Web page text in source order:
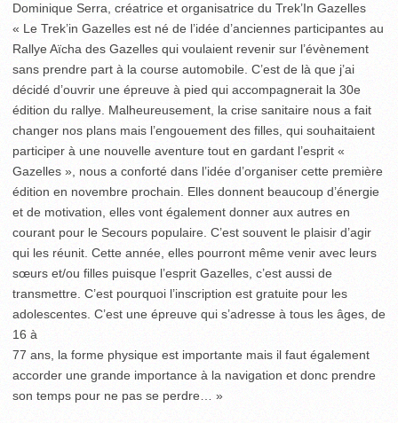
Dominique Serra, créatrice et organisatrice du Trek’In Gazelles
« Le Trek’in Gazelles est né de l’idée d’anciennes participantes au
Rallye Aïcha des Gazelles qui voulaient revenir sur l’évènement
sans prendre part à la course automobile. C’est de là que j’ai
décidé d’ouvrir une épreuve à pied qui accompagnerait la 30e
édition du rallye. Malheureusement, la crise sanitaire nous a fait
changer nos plans mais l’engouement des filles, qui souhaitaient
participer à une nouvelle aventure tout en gardant l’esprit «
Gazelles », nous a conforté dans l’idée d’organiser cette première
édition en novembre prochain. Elles donnent beaucoup d’énergie
et de motivation, elles vont également donner aux autres en
courant pour le Secours populaire. C’est souvent le plaisir d’agir
qui les réunit. Cette année, elles pourront même venir avec leurs
sœurs et/ou filles puisque l’esprit Gazelles, c’est aussi de
transmettre. C’est pourquoi l’inscription est gratuite pour les
adolescentes. C’est une épreuve qui s’adresse à tous les âges, de
16 à
77 ans, la forme physique est importante mais il faut également
accorder une grande importance à la navigation et donc prendre
son temps pour ne pas se perdre… »